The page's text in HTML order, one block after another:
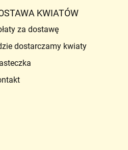
KWIATÓW
za dostawę
dostarczamy kwiaty